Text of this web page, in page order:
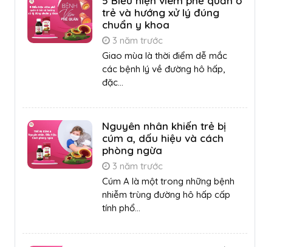
trẻ và hướng xử lý đúng
chuẩn y khoa
3 năm trước
Giao mùa là thời điểm dễ mắc
các bệnh lý về đường hô hấp,
đặc...
Nguyên nhân khiến trẻ bị
cúm a, dấu hiệu và cách
phòng ngừa
3 năm trước
Cúm A là một trong những bệnh
nhiễm trùng đường hô hấp cấp
tính phổ...